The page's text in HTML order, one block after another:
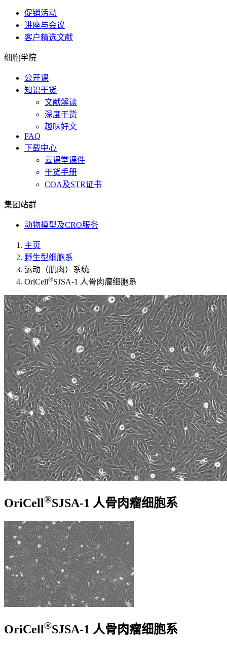
促销活动
讲座与会议
客户精选文献
细胞学院
公开课
知识干货
文献解读
深度干货
趣味好文
FAQ
下载中心
云课堂课件
干货手册
COA及STR证书
集团站群
动物模型及CRO服务
主页
野生型细胞系
运动（肌肉）系统
OriCell®SJSA-1 人骨肉瘤细胞系
OriCell®SJSA-1 人骨肉瘤细胞系
OriCell®SJSA-1 人骨肉瘤细胞系